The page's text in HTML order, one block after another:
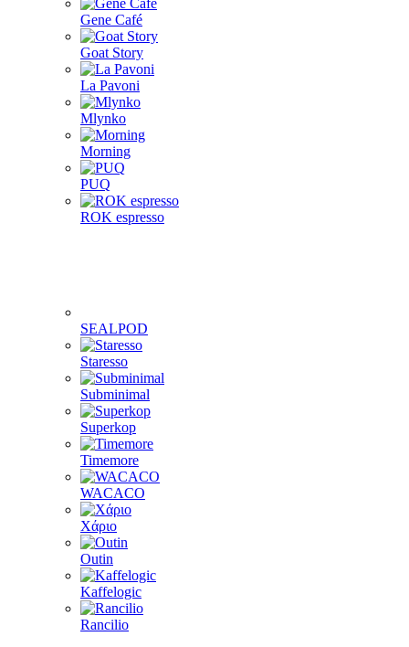
Gene Café
Goat Story
La Pavoni
Mlynko
Morning
PUQ
ROK espresso
SEALPOD
Staresso
Subminimal
Superkop
Timemore
WACACO
Χάριο
Outin
Kaffelogic
Rancilio